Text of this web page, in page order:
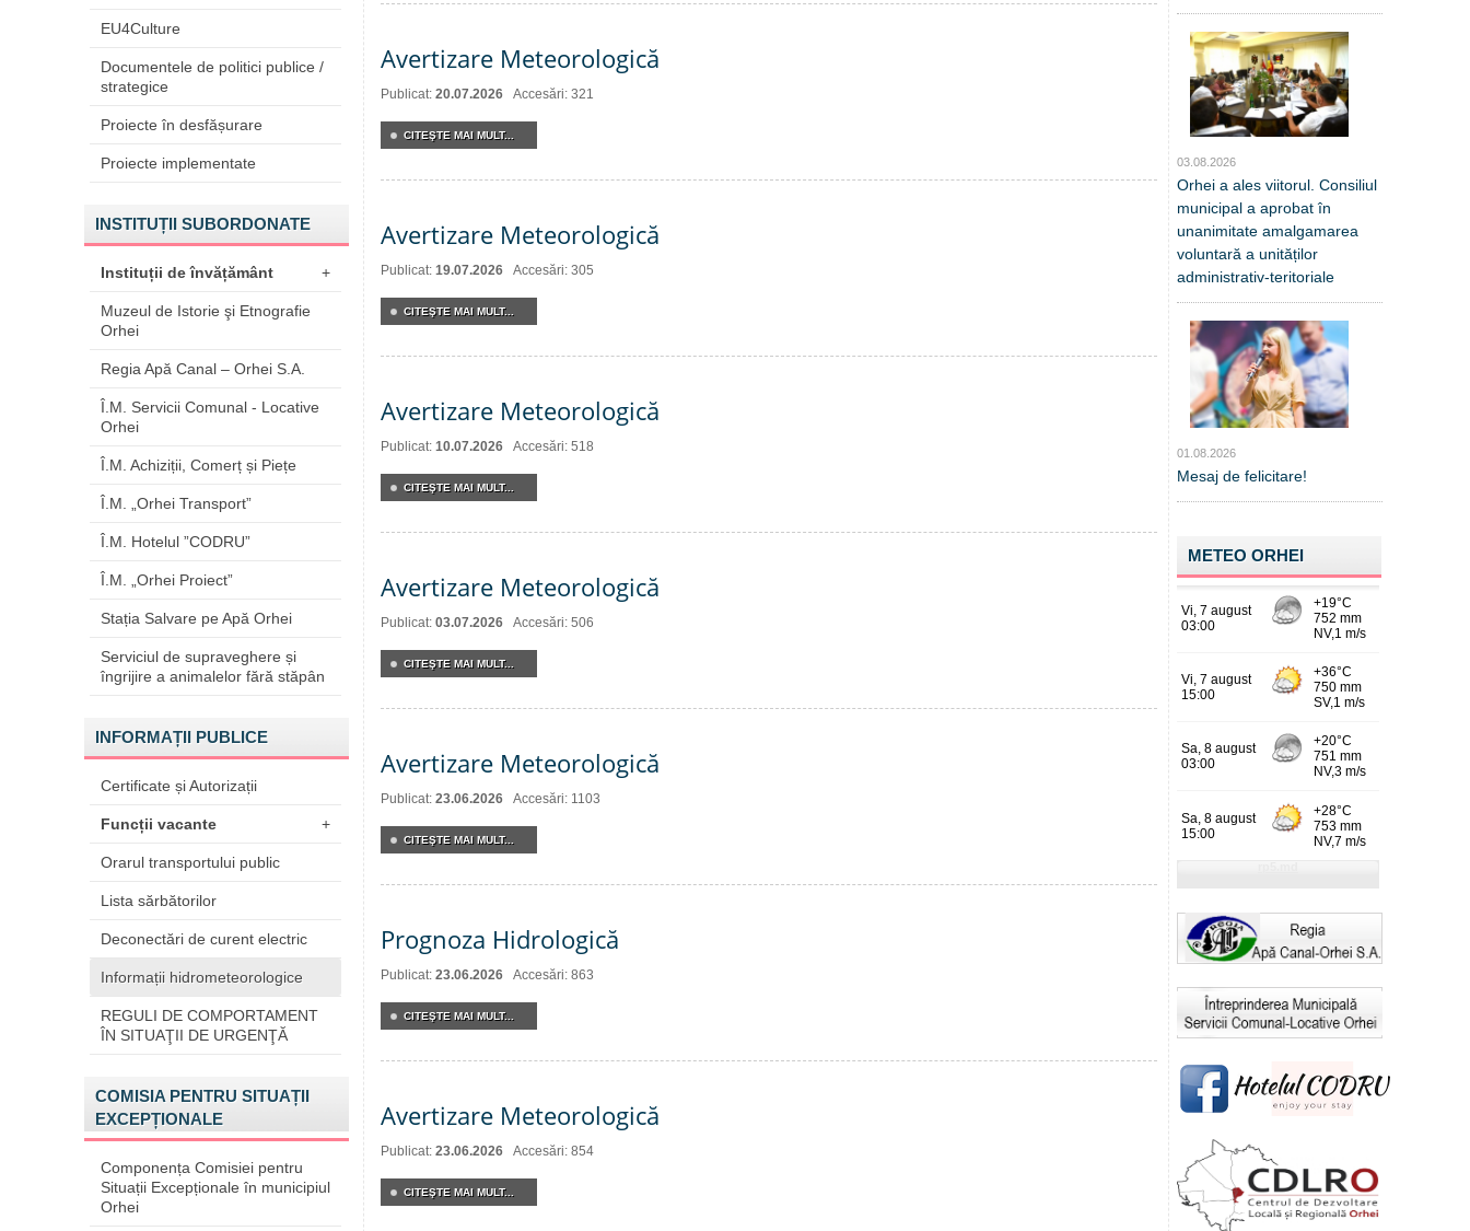
EU4Culture
Documentele de politici publice /
strategice
Proiecte în desfășurare
Proiecte implementate
INSTITUȚII SUBORDONATE
Instituții de învățământ +
Muzeul de Istorie şi Etnografie
Orhei
Regia Apă Canal – Orhei S.A.
Î.M. Servicii Comunal - Locative
Orhei
Î.M. Achiziții, Comerț și Piețe
Î.M. „Orhei Transport”
Î.M. Hotelul ”CODRU”
Î.M. „Orhei Proiect”
Stația Salvare pe Apă Orhei
Serviciul de supraveghere și
îngrijire a animalelor fără stăpân
INFORMAȚII PUBLICE
Certificate și Autorizații
Funcții vacante +
Orarul transportului public
Lista sărbătorilor
Deconectări de curent electric
Informații hidrometeorologice
REGULI DE COMPORTAMENT
ÎN SITUAŢII DE URGENŢĂ
COMISIA PENTRU SITUAȚII
EXCEPȚIONALE
Componența Comisiei pentru
Situații Excepționale în municipiul
Orhei
Avertizare Meteorologică
Publicat: 20.07.2026 Accesări: 321
CITEŞTE MAI MULT...
Avertizare Meteorologică
Publicat: 19.07.2026 Accesări: 305
CITEŞTE MAI MULT...
Avertizare Meteorologică
Publicat: 10.07.2026 Accesări: 518
CITEŞTE MAI MULT...
Avertizare Meteorologică
Publicat: 03.07.2026 Accesări: 506
CITEŞTE MAI MULT...
Avertizare Meteorologică
Publicat: 23.06.2026 Accesări: 1103
CITEŞTE MAI MULT...
Prognoza Hidrologică
Publicat: 23.06.2026 Accesări: 863
CITEŞTE MAI MULT...
Avertizare Meteorologică
Publicat: 23.06.2026 Accesări: 854
CITEŞTE MAI MULT...
03.08.2026
Orhei a ales viitorul. Consiliul
municipal a aprobat în
unanimitate amalgamarea
voluntară a unităților
administrativ-teritoriale
01.08.2026
Mesaj de felicitare!
METEO ORHEI